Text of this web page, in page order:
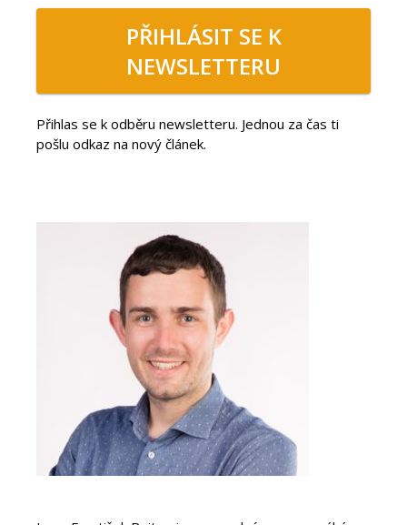
PŘIHLÁSIT SE K
NEWSLETTERU
Přihlas se k odběru newsletteru. Jednou za čas ti
pošlu odkaz na nový článek.